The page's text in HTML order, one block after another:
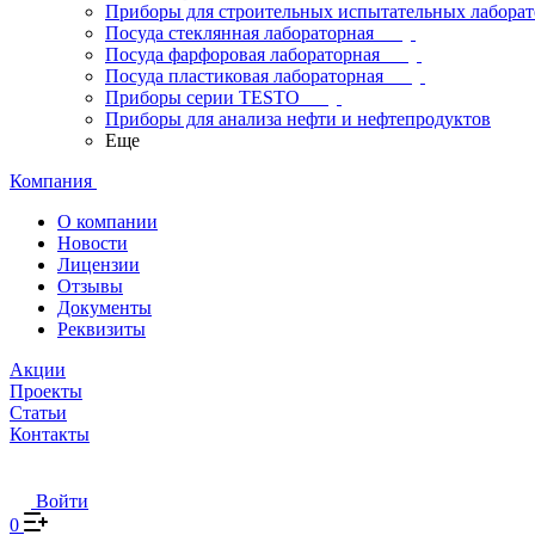
Приборы для строительных испытательных
Посуда стеклянная лабораторная
Посуда фарфоровая лабораторная
Посуда пластиковая лабораторная
Приборы серии TESTO
Приборы для анализа нефти и нефтепродуктов
Еще
Компания
О компании
Новости
Лицензии
Отзывы
Документы
Реквизиты
Акции
Проекты
Статьи
Контакты
Войти
0